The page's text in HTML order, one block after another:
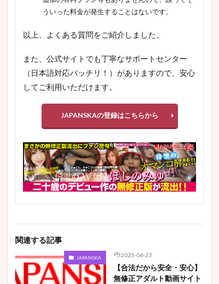
ういった料金が発生することはないです。
以上、よくある質問をご紹介しました。
また、公式サイトでも丁寧なサポートセンター
（日本語対応バッチリ！）がありますので、安心
してご利用いただけます。
JAPANSKAの登録はこちらから
関連する記事
JAPANSKA 2025-06-23
【合法だから安全・安心】
無修正アダルト動画サイト